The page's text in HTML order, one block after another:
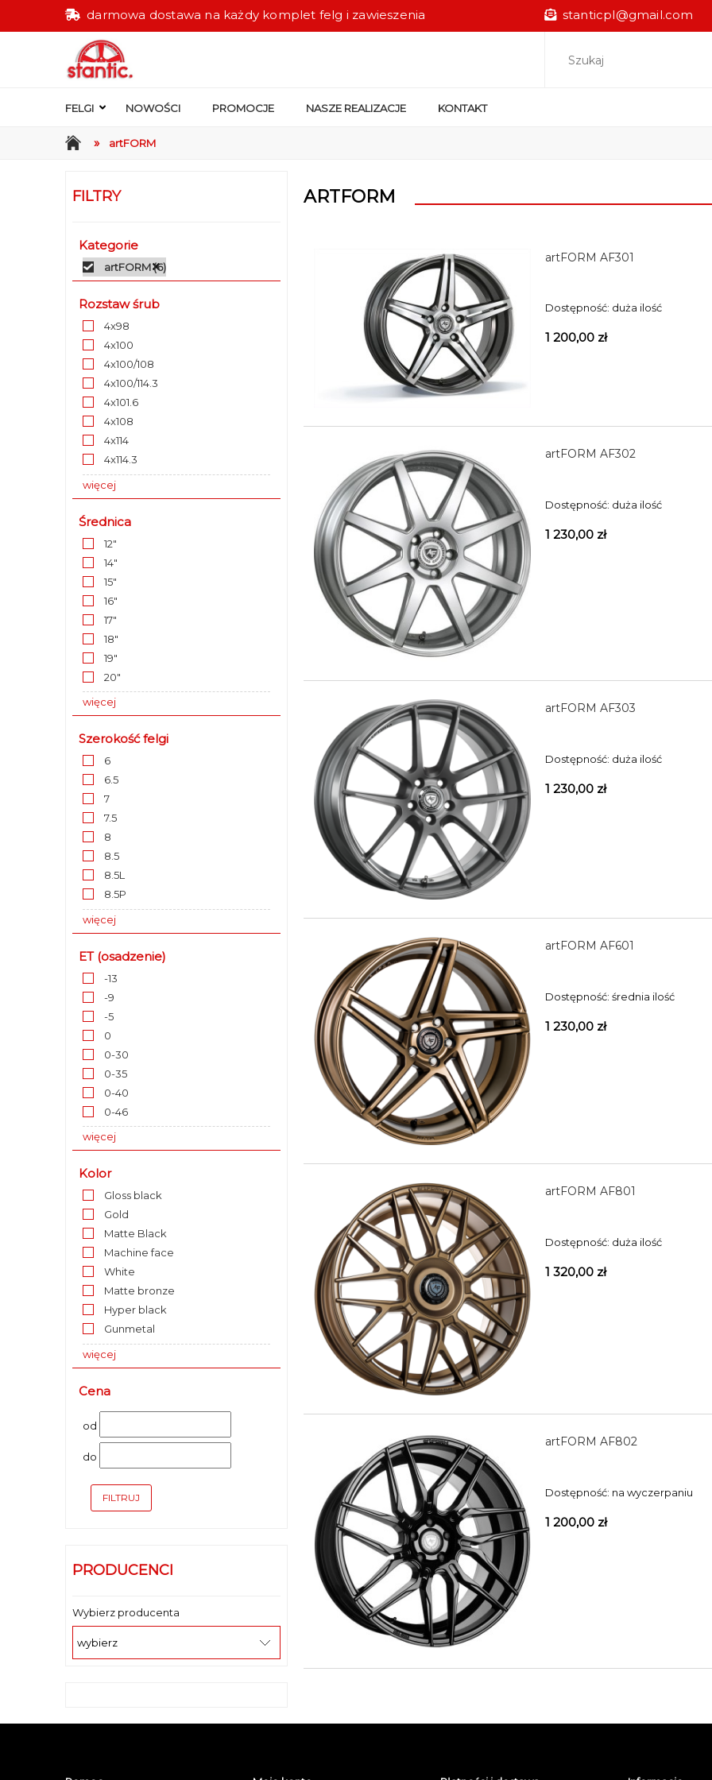
darmowa dostawa na każdy komplet felg i zawieszenia stanticpl@gmail.com
FELGI NOWOŚCI PROMOCJE NASZE REALIZACJE KONTAKT
» artFORM
FILTRY
Kategorie
artFORM(6)
Rozstaw śrub
4x98
4x100
4x100/108
4x100/114.3
4x101.6
4x108
4x114
4x114.3
więcej
Średnica
12"
14"
15"
16"
17"
18"
19"
20"
więcej
Szerokość felgi
6
6.5
7
7.5
8
8.5
8.5L
8.5P
więcej
ET (osadzenie)
-13
-9
-5
0
0-30
0-35
0-40
0-46
więcej
Kolor
Gloss black
Gold
Matte Black
Machine face
White
Matte bronze
Hyper black
Gunmetal
więcej
Cena
od
do
FILTRUJ
PRODUCENCI
Wybierz producenta
ARTFORM
artFORM AF301
Dostępność: duża ilość
1 200,00 zł
artFORM AF302
Dostępność: duża ilość
1 230,00 zł
artFORM AF303
Dostępność: duża ilość
1 230,00 zł
artFORM AF601
Dostępność: średnia ilość
1 230,00 zł
artFORM AF801
Dostępność: duża ilość
1 320,00 zł
artFORM AF802
Dostępność: na wyczerpaniu
1 200,00 zł